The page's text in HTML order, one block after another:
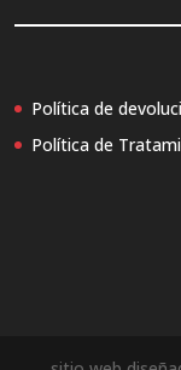
Política de
Política de